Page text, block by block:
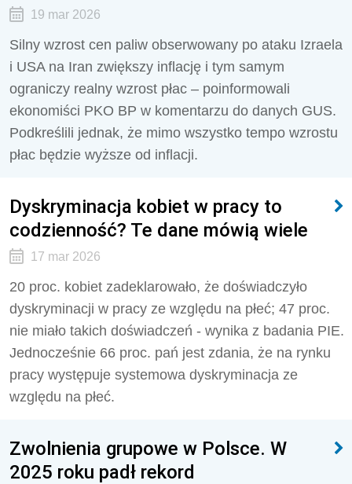
19 mar 2026
Silny wzrost cen paliw obserwowany po ataku Izraela
i USA na Iran zwiększy inflację i tym samym
ograniczy realny wzrost płac – poinformowali
ekonomiści PKO BP w komentarzu do danych GUS.
Podkreślili jednak, że mimo wszystko tempo wzrostu
płac będzie wyższe od inflacji.
Dyskryminacja kobiet w pracy to
codzienność? Te dane mówią wiele
17 mar 2026
20 proc. kobiet zadeklarowało, że doświadczyło
dyskryminacji w pracy ze względu na płeć; 47 proc.
nie miało takich doświadczeń - wynika z badania PIE.
Jednocześnie 66 proc. pań jest zdania, że na rynku
pracy występuje systemowa dyskryminacja ze
względu na płeć.
Zwolnienia grupowe w Polsce. W
2025 roku padł rekord